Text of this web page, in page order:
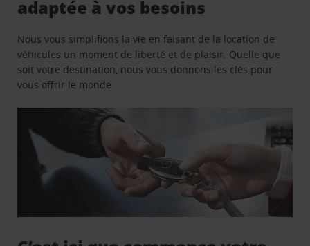
adaptée à vos besoins
Nous vous simplifions la vie en faisant de la location de
véhicules un moment de liberté et de plaisir. Quelle que
soit votre destination, nous vous donnons les clés pour
vous offrir le monde.